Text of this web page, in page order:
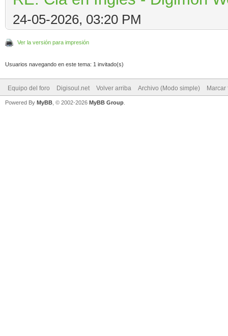
24-05-2026, 03:20 PM
Ver la versión para impresión
Usuarios navegando en este tema: 1 invitado(s)
Equipo del foro Digisoul.net Volver arriba Archivo (Modo simple) Marcar
Powered By MyBB , © 2002-2026 MyBB Group